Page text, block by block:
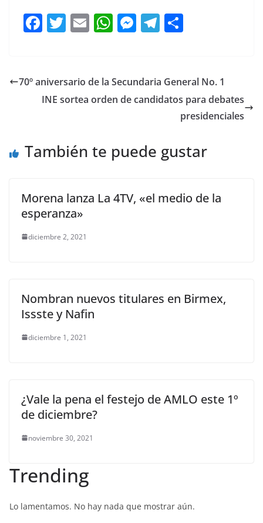
F
a
e
b
k
T
w
er
E
m
l
W
h
s
A
M
e
e
n
T
el
gr
a
p
ar
tir
70º aniversario de la Secundaria General No. 1
INE sortea orden de candidatos para debates
presidenciales
También te puede gustar
Morena lanza La 4TV, «el medio de la
esperanza»
diciembre 2, 2021
Nombran nuevos titulares en Birmex,
Issste y Nafin
diciembre 1, 2021
¿Vale la pena el festejo de AMLO este 1º
de diciembre?
noviembre 30, 2021
Trending
Lo lamentamos. No hay nada que mostrar aún.